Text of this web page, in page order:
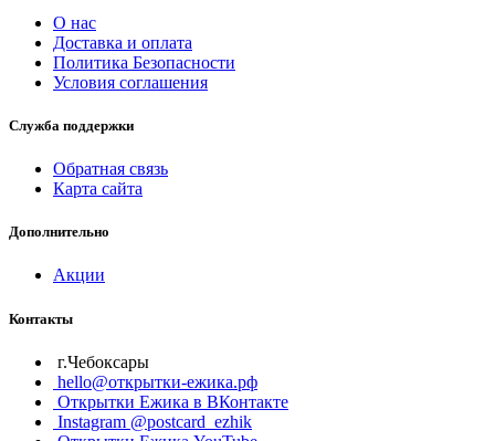
О нас
Доставка и оплата
Политика Безопасности
Условия соглашения
Служба поддержки
Обратная связь
Карта сайта
Дополнительно
Акции
Контакты
г.Чебоксары
hello@открытки-ежика.рф
Открытки Ежика в ВКонтакте
Instagram @postcard_ezhik